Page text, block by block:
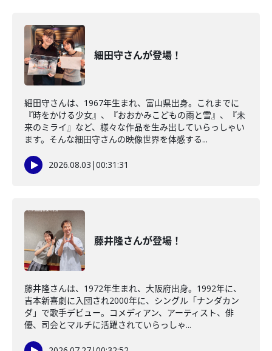
細田守さんが登場！
細田守さんは、1967年生まれ、富山県出身。これまでに
『時をかける少女』、『おおかみこどもの雨と雪』、『未
来のミライ』など、様々な作品を生み出していらっしゃい
ます。そんな細田守さんの映像世界を体感する...
2026.08.03 |00:31:31
藤井隆さんが登場！
藤井隆さんは、1972年生まれ、大阪府出身。1992年に、
吉本新喜劇に入団され2000年に、シングル「ナンダカン
ダ」で歌手デビュー。コメディアン、アーティスト、俳
優、司会とマルチに活躍されていらっしゃ...